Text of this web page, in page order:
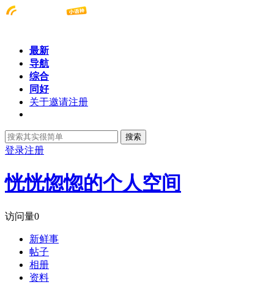
最新
导航
综合
同好
关于邀请注册
搜索
登录注册
恍恍惚惚的个人空间
访问量0
新鲜事
帖子
相册
资料